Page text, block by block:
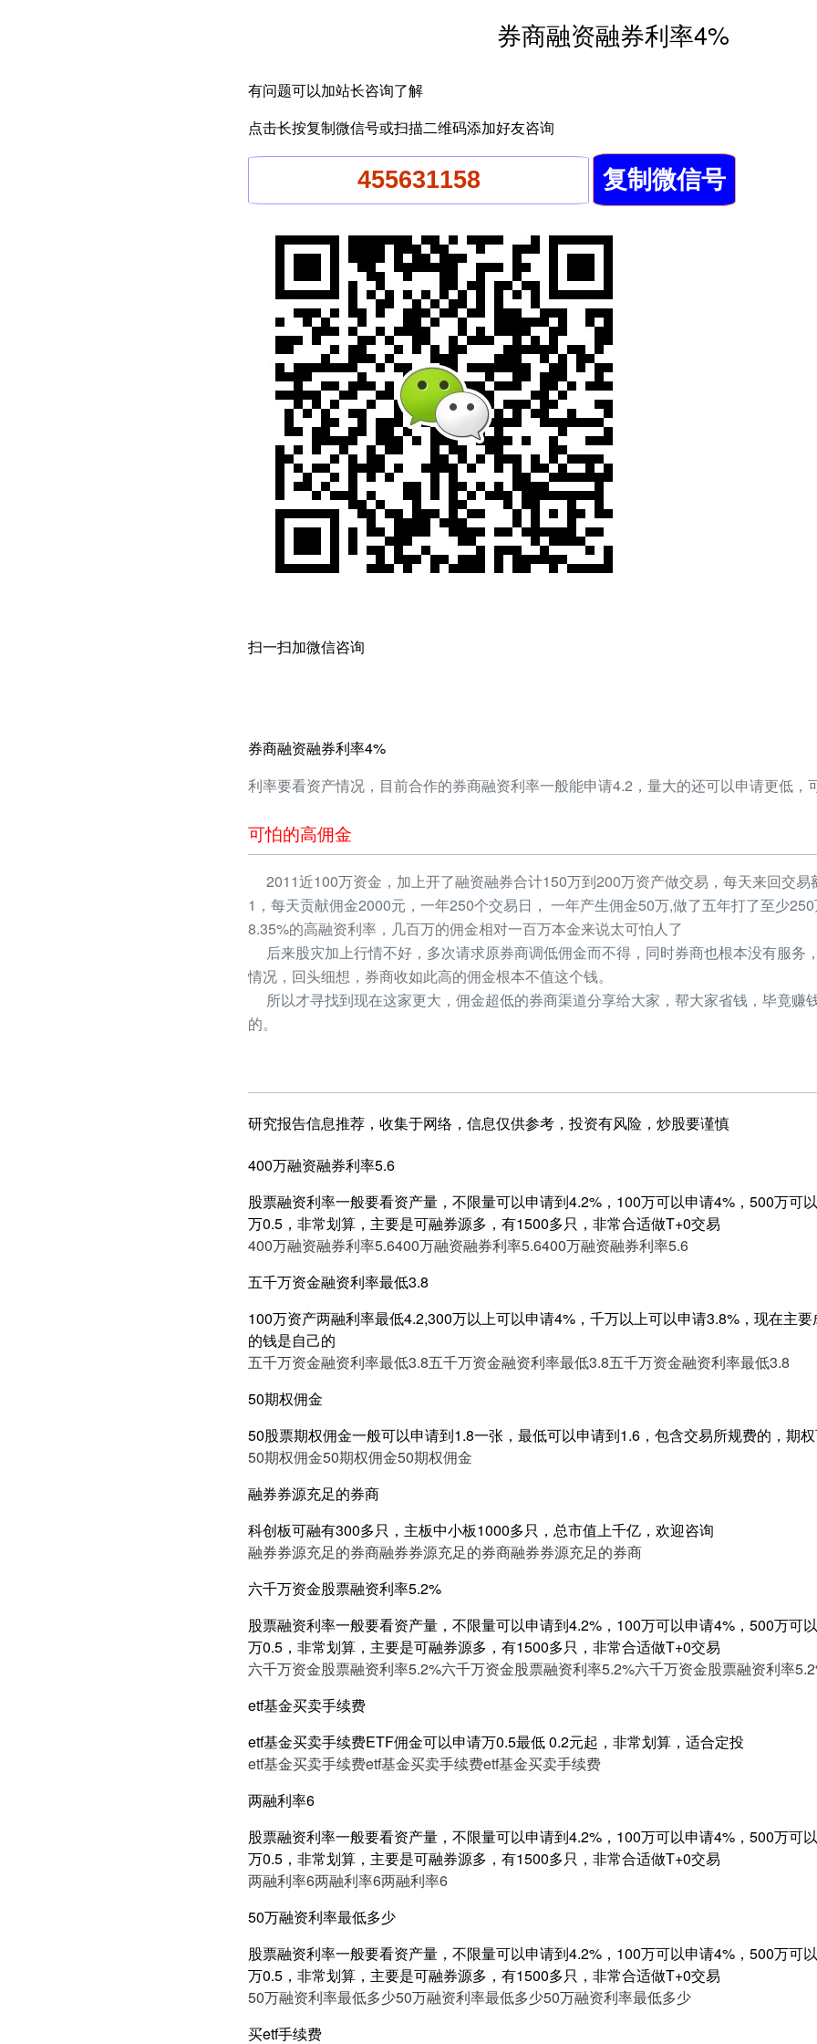
券商融资融券利率4%
有问题可以加站长咨询了解
点击长按复制微信号或扫描二维码添加好友咨询
扫一扫加微信咨询
券商融资融券利率4%
利率要看资产情况，目前合作的券商融资利率一般能申请4.2，量大的还可以申请更低，
可怕的高佣金
2011近100万资金，加上开了融资融券合计150万到200万资产做交易，每天来回交易
1，每天贡献佣金2000元，一年250个交易日， 一年产生佣金50万,做了五年打了至少
8.35%的高融资利率，几百万的佣金相对一百万本金来说太可怕人了
后来股灾加上行情不好，多次请求原券商调低佣金而不得，同时券商也根本没有服务
情况，回头细想，券商收如此高的佣金根本不值这个钱。
所以才寻找到现在这家更大，佣金超低的券商渠道分享给大家，帮大家省钱，毕竟赚
的。
研究报告信息推荐，收集于网络，信息仅供参考，投资有风险，炒股要谨慎
400万融资融券利率5.6
股票融资利率一般要看资产量，不限量可以申请到4.2%，100万可以申请4%，500万可
万0.5，非常划算，主要是可融券源多，有1500多只，非常合适做T+0交易
400万融资融券利率5.6400万融资融券利率5.6400万融资融券利率5.6
五千万资金融资利率最低3.8
100万资产两融利率最低4.2,300万以上可以申请4%，千万以上可以申请3.8%，现在主
的钱是自己的
五千万资金融资利率最低3.8五千万资金融资利率最低3.8五千万资金融资利率最低3.8
50期权佣金
50股票期权佣金一般可以申请到1.8一张，最低可以申请到1.6，包含交易所规费的，期
50期权佣金50期权佣金50期权佣金
融券券源充足的券商
科创板可融有300多只，主板中小板1000多只，总市值上千亿，欢迎咨询
融券券源充足的券商融券券源充足的券商融券券源充足的券商
六千万资金股票融资利率5.2%
股票融资利率一般要看资产量，不限量可以申请到4.2%，100万可以申请4%，500万可
万0.5，非常划算，主要是可融券源多，有1500多只，非常合适做T+0交易
六千万资金股票融资利率5.2%六千万资金股票融资利率5.2%六千万资金股票融资利率
etf基金买卖手续费
etf基金买卖手续费ETF佣金可以申请万0.5最低 0.2元起，非常划算，适合定投
etf基金买卖手续费etf基金买卖手续费etf基金买卖手续费
两融利率6
股票融资利率一般要看资产量，不限量可以申请到4.2%，100万可以申请4%，500万可
万0.5，非常划算，主要是可融券源多，有1500多只，非常合适做T+0交易
两融利率6两融利率6两融利率6
50万融资利率最低多少
股票融资利率一般要看资产量，不限量可以申请到4.2%，100万可以申请4%，500万可
万0.5，非常划算，主要是可融券源多，有1500多只，非常合适做T+0交易
50万融资利率最低多少50万融资利率最低多少50万融资利率最低多少
买etf手续费